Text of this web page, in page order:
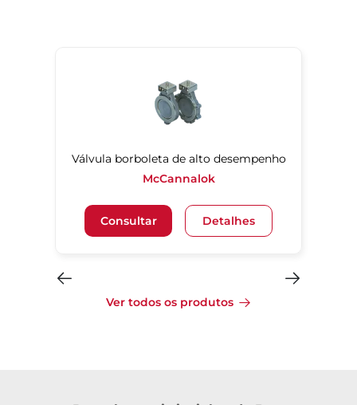
Válvula borboleta de alto desempenho
McCannalok
Consultar Detalhes
Ver todos os produtos